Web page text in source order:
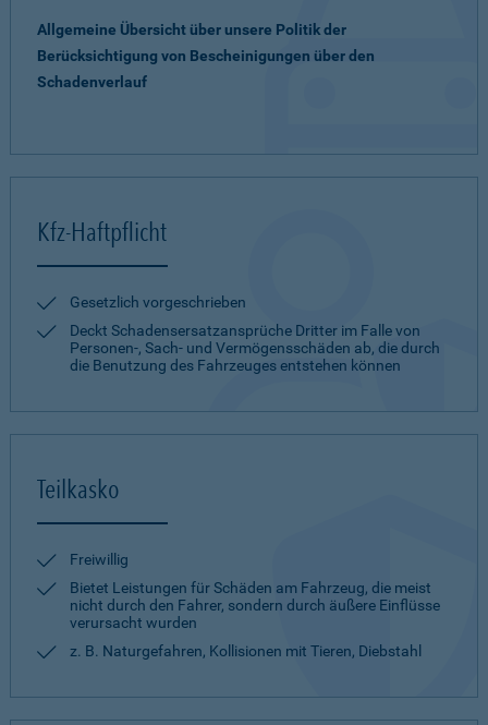
Allgemeine Übersicht über unsere Politik der
Berücksichtigung von Bescheinigungen über den
Schadenverlauf
Kfz-Haftpflicht
Gesetzlich vorgeschrieben
Deckt Schadensersatzansprüche Dritter im Falle von
Personen-, Sach- und Vermögensschäden ab, die durch
die Benutzung des Fahrzeuges entstehen können
Teilkasko
Freiwillig
Bietet Leistungen für Schäden am Fahrzeug, die meist
nicht durch den Fahrer, sondern durch äußere Einflüsse
verursacht wurden
z. B. Naturgefahren, Kollisionen mit Tieren, Diebstahl